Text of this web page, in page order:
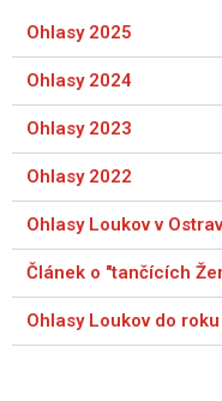
Ohlasy 2025
Ohlasy 2024
Ohlasy 2023
Ohlasy 2022
Ohlasy Loukov v
Článek o "tančících
Ohlasy Loukov do roku